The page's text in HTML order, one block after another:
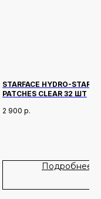
STARFACE HYDRO-STARS
PATCHES CLEAR 32 ШТ
2 900 р.
Подробнее